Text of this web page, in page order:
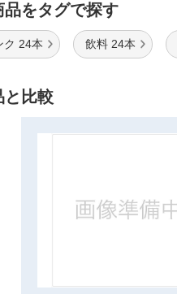
品をタグで探す
ク 24本 飲料 24本
と比較